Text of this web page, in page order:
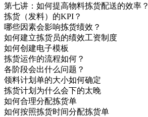
第七讲：如何提高物料拣货配送的效率？
拣货（发料）的KPI？
哪些因素会影响拣货绩效？
如何建立拣货员的绩效工资制度
如何创建电子模板
拣货运作的流程如何？
各阶段会出什么问题？
领料计划单的大小如何确定
拣货计划为什么会下的太晚
如何合理分配拣货单
如何按照拣货时间分配拣货单